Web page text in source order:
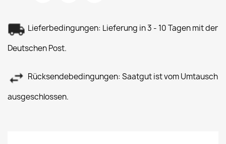
Lieferbedingungen: Lieferung in 3 - 10 Tagen mit der
Deutschen Post.
Rücksendebedingungen: Saatgut ist vom Umtausch
ausgeschlossen.